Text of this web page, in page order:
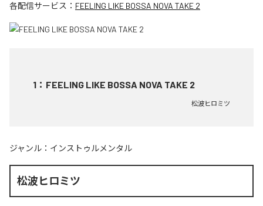
各配信サービス： FEELING LIKE BOSSA NOVA TAKE 2
1 ： FEELING LIKE BOSSA NOVA TAKE 2
松波ヒロミツ
ジャンル： インストゥルメンタル
松波ヒロミツ